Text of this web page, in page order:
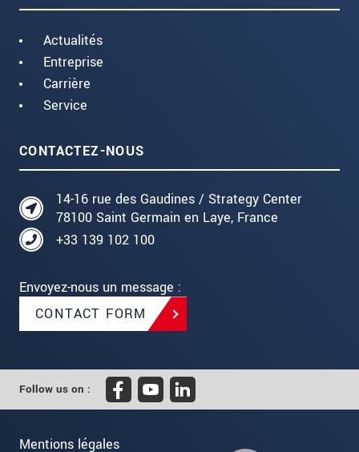
Actualités
Entreprise
Carrière
Service
CONTACTEZ-NOUS
14-16 rue des Gaudines / Strategy Center
78100 Saint Germain en Laye, France
+33 139 102 100
Envoyez-nous un message :
CONTACT FORM
Follow us on :
Mentions légales